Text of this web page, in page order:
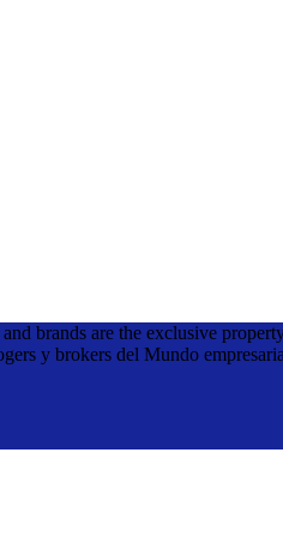
brands are the exclusive
y brokers del Mundo